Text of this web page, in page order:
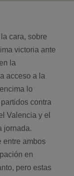
cara, sobre
victoria ante
la
acceso a la
lo
contra
Valencia y el
jornada.
entre ambos
en
pero estas